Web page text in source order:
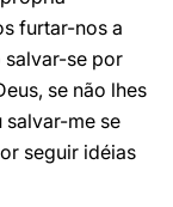
furtar-nos a
salvar-se por
se não lhes
salvar-me se
seguir idéias